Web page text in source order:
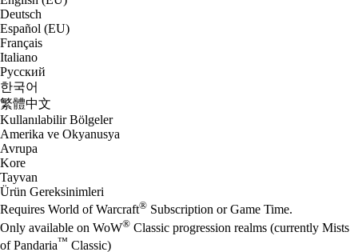
Deutsch
Español (EU)
Français
Italiano
Русский
한국어
繁體中文
Kullanılabilir Bölgeler
Amerika ve Okyanusya
Avrupa
Kore
Tayvan
Ürün Gereksinimleri
Requires World of Warcraft® Subscription or Game Time.
Only available on WoW® Classic progression realms (currently Mists
of Pandaria™ Classic)